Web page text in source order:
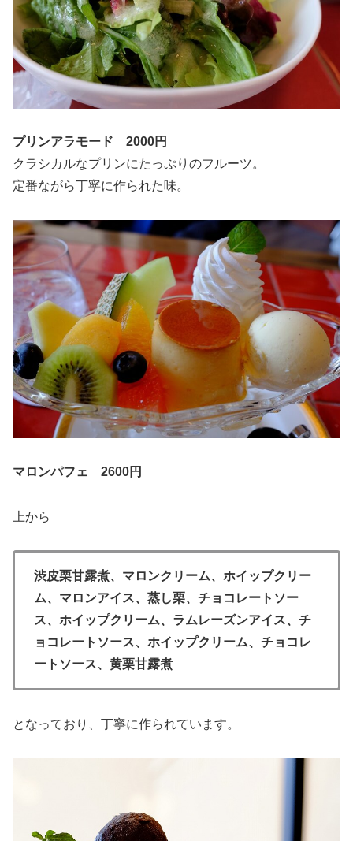
プリンアラモード 2000円
クラシカルなプリンにたっぷりのフルーツ。
定番ながら丁寧に作られた味。
マロンパフェ 2600円
上から
渋皮栗甘露煮、マロンクリーム、ホイップクリー
ム、マロンアイス、蒸し栗、チョコレートソー
ス、ホイップクリーム、ラムレーズンアイス、チ
ョコレートソース、ホイップクリーム、チョコレ
ートソース、黄栗甘露煮
となっており、丁寧に作られています。